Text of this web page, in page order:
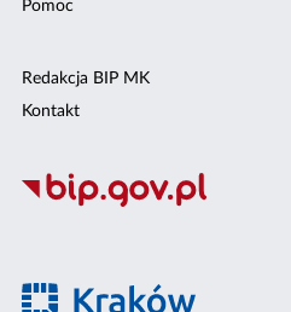
Pomoc
Redakcja BIP MK
Kontakt